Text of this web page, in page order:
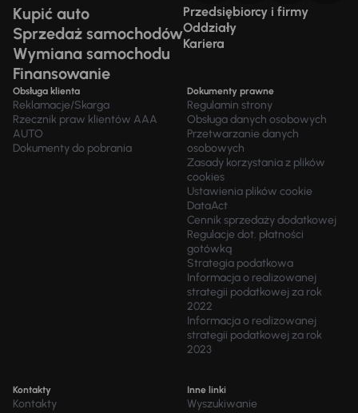
Kupić auto
Sprzedaż samochodów
Wymiana samochodu
Finansowanie
Przedsiębiorcy i firmy
Oddziały
Kariera
Obsługa klienta
Reklamacje/Skarga
Rzecznik praw klientów AAA
AUTO
Dokumenty do pobrania
Dokumenty prawne
Regulamin strony
Obsługa danych osobowych
Przetwarzanie danych
osobowych
Zasady korzystania z plików
cookies
Ustawienia plików cookie
DataAct
Cennik sprzedaży dodatkowej
Regulacje dot. płatności
gotówką
Strategia podatkowa
Informacja o realizowanej
strategii podatkowej za rok
2022
Informacja o realizowanej
strategii podatkowej za rok
2023
Kontakty
Kontakty
Inne linki
Wyszukiwanie